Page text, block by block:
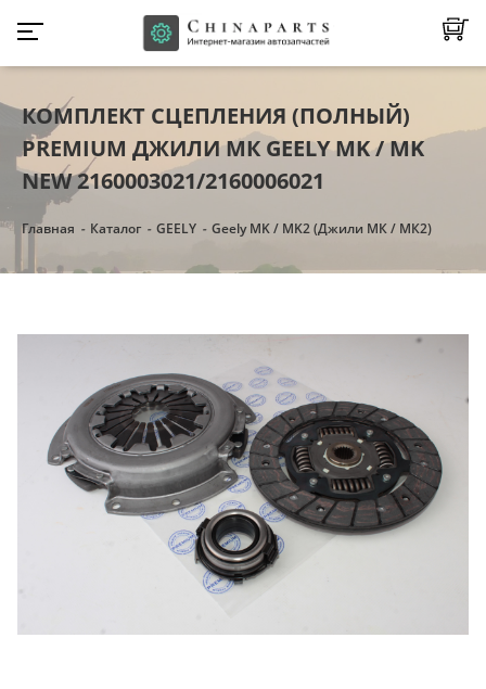
КОМПЛЕКТ СЦЕПЛЕНИЯ (ПОЛНЫЙ)
PREMIUM ДЖИЛИ МК GEELY MK / MK
NEW 2160003021/2160006021
Главная Каталог GEELY Geely MK / MK2 (Джили МК / МК2)